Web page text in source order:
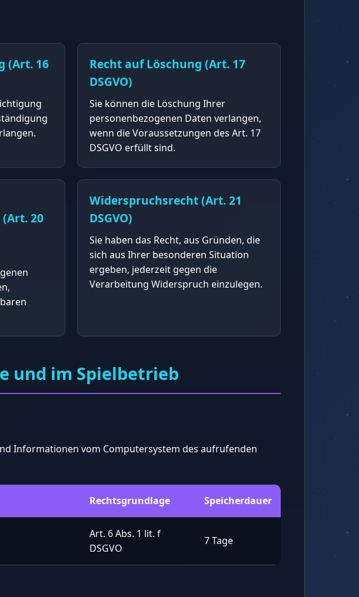
(Art. 16
Recht auf Löschung (Art. 17
DSGVO)
Sie können die Löschung Ihrer
personenbezogenen Daten verlangen,
wenn die Voraussetzungen des Art. 17
DSGVO erfüllt sind.
20
Widerspruchsrecht (Art. 21
DSGVO)
Sie haben das Recht, aus Gründen, die
sich aus Ihrer besonderen Situation
ergeben, jederzeit gegen die
Verarbeitung Widerspruch einzulegen.
und im Spielbetrieb
Informationen vom Computersystem des aufrufenden
Rechtsgrundlage Speicherdauer
Art. 6 Abs. 1 lit. f
DSGVO
7 Tage